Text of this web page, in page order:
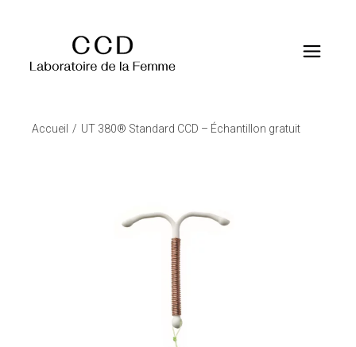
Accueil UT 380® Standard CCD – Échantillon gratuit